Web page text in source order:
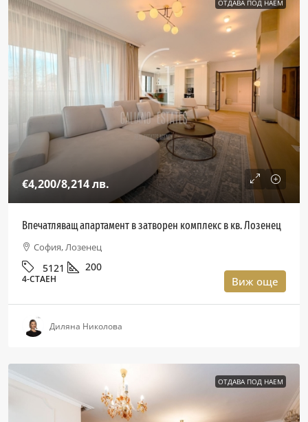
ОТДАВА ПОД НАЕМ
€4,200/8,214 лв.
Впечатляващ апартамент в затворен комплекс в кв. Лозенец
София, Лозенец
5121 200
4-СТАЕН Виж още
Диляна Николова
ОТДАВА ПОД НАЕМ